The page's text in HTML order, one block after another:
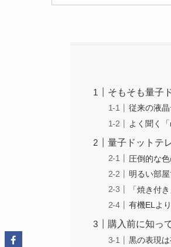
そもそも量子
従来の液
よく聞く
量子ドットテ
圧倒的な
明るい部
「焼き付
有機ELよ
購入前に知っ
黒の表現